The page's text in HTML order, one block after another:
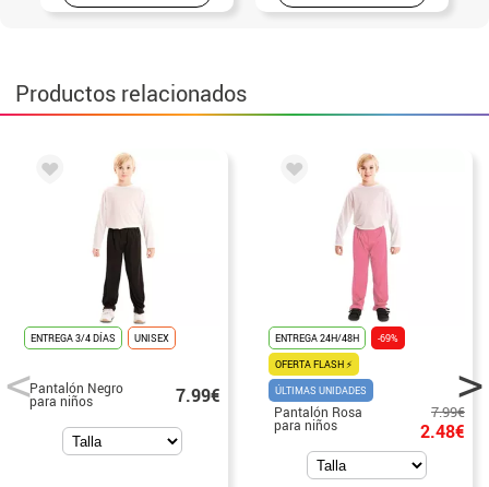
Productos relacionados
ENTREGA 3/4 DÍAS UNISEX
Pantalón Negro
para niños 7.99€
ENTREGA 24H/48H
-69%
OFERTA FLASH ⚡
ÚLTIMAS UNIDADES
Pantalón Rosa
para niños
7.99€
2.48€